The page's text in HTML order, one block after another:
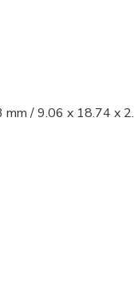
/ 9.06 x 18.74 x